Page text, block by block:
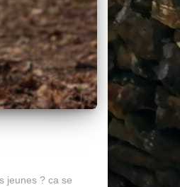
jeunes ? ca se